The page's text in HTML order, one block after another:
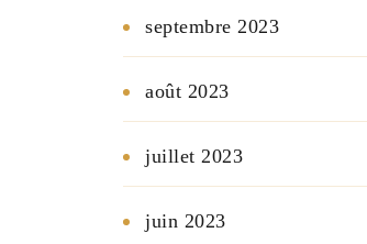
septembre 2023
août 2023
juillet 2023
juin 2023